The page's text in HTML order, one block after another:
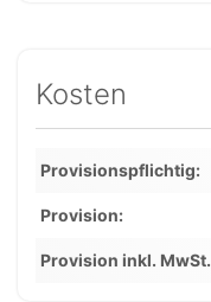
Kosten
Provisionspflichtig
Provision
Provision inkl. MwSt.